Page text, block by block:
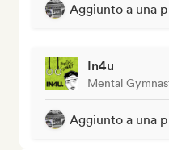
Aggiunto a una
In4u
Mental
Aggiunto a una